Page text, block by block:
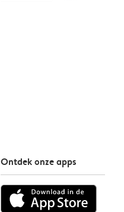
Ontdek onze apps